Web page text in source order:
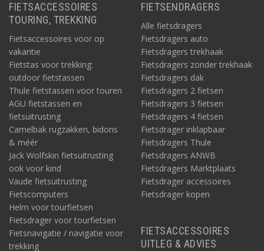
FIETSACCESSOIRES
TOURING, TREKKING
Fietsaccessoires voor op
vakantie
Fietstas voor trekking:
outdoor fietstassen
Thule fietstassen voor touren
AGU fietstassen en
fietsuitrusting
Camelbak rugzakken, bidons
& méér
Jack Wolfskin fietsuitrusting
ook voor kind
Vaude fietsuitrusting
Fietscomputers
Helm voor tourfietsen
Fietsdrager voor tourfietsen
Fietsnavigatie / navigatie voor
trekking
FIETSENDRAGERS
Alle fietsdragers
Fietsdragers auto
Fietsdragers trekhaak
Fietsdragers zonder trekhaak
Fietsdragers dak
Fietsdragers 2 fietsen
Fietsdragers 3 fietsen
Fietsdragers 4 fietsen
Fietsdrager inklapbaar
Fietsdragers Thule
Fietsdragers ANWB
Fietsdragers Marktplaats
Fietsdrager accessoires
Fietsdrager kopen
FIETSACCESSOIRES
UITLEG & ADVIES